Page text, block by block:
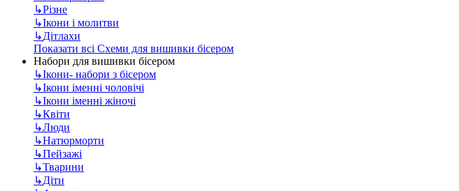
↳Різне
↳Ікони і молитви
↳Дітлахи
Показати всі Схеми для вишивки бісером
Набори для вишивки бісером
↳Ікони- набори з бісером
↳Ікони іменні чоловічі
↳Ікони іменні жіночі
↳Квіти
↳Люди
↳Натюрморти
↳Пейзажі
↳Тварини
↳Діти